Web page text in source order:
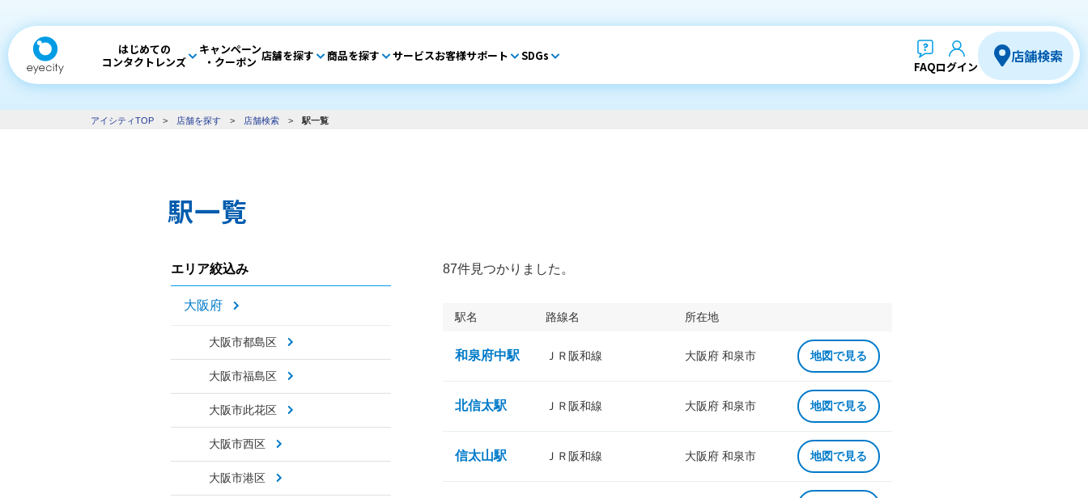
はじめての
コンタクトレンズ
キャンペーン
・クーポン 店舗を探す 商品を探す サービスお客様サポート SDGs
FAQログイン
店舗検索
アイシティTOP > 店舗を探す > 店舗検索 > 駅一覧
駅一覧
エリア絞込み
大阪府
大阪市都島区
大阪市福島区
大阪市此花区
大阪市西区
大阪市港区
87件見つかりました。
駅名 路線名 所在地
和泉府中駅 ＪＲ阪和線 大阪府 和泉市 地図で見る
北信太駅 ＪＲ阪和線 大阪府 和泉市 地図で見る
信太山駅 ＪＲ阪和線 大阪府 和泉市 地図で見る